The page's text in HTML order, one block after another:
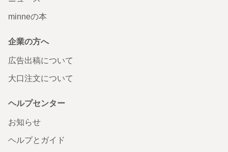
minneの本
企業の方へ
広告出稿について
大口注文について
ヘルプセンター
お知らせ
ヘルプとガイド